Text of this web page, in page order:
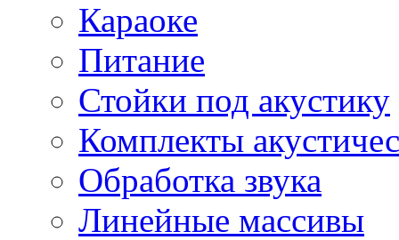
Караоке
Питание
Стойки под акустику
Комплекты
Обработка звука
Линейные массивы